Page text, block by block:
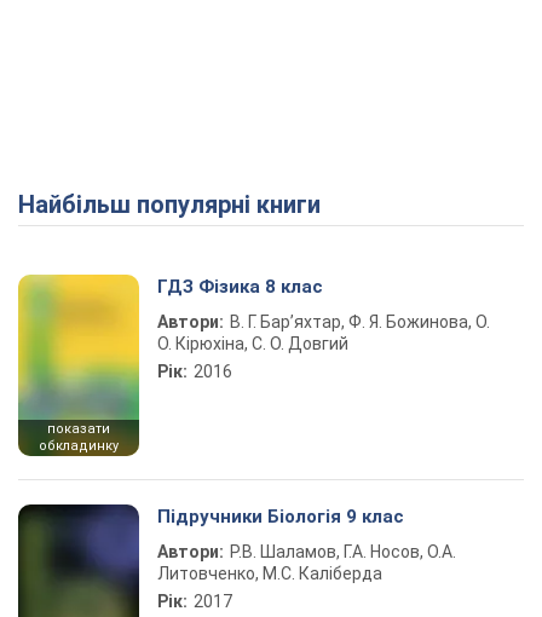
Найбільш популярні книги
показати
обкладинку
ГДЗ Фізика 8 клас
Автори: В. Г. Бар’яхтар, Ф. Я. Божинова, О.
О. Кірюхіна, С. О. Довгий
Рік: 2016
Підручники Біологія 9 клас
Автори: Р.В. Шаламов, Г.А. Носов, О.А.
Литовченко, М.С. Каліберда
Рік: 2017